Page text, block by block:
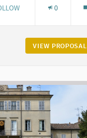
0
VIEW PROPOSAL